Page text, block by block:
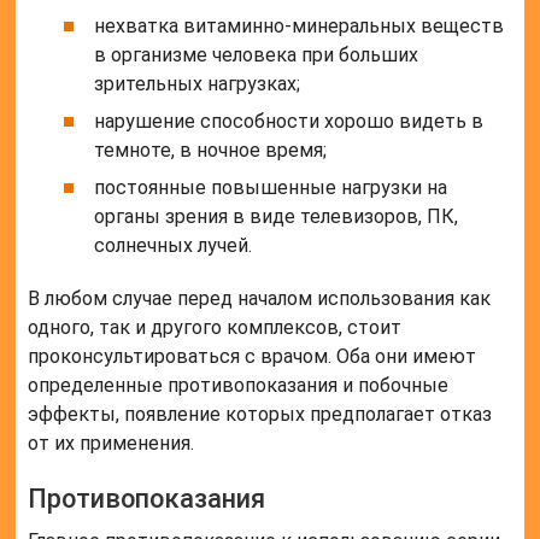
нехватка витаминно-минеральных веществ
в организме человека при больших
зрительных нагрузках;
нарушение способности хорошо видеть в
темноте, в ночное время;
постоянные повышенные нагрузки на
органы зрения в виде телевизоров, ПК,
солнечных лучей.
В любом случае перед началом использования как
одного, так и другого комплексов, стоит
проконсультироваться с врачом. Оба они имеют
определенные противопоказания и побочные
эффекты, появление которых предполагает отказ
от их применения.
Противопоказания